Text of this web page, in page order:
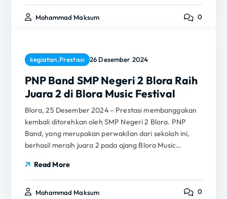
Mohammad Maksum 0
kegiatan,Prestasi 26 Desember 2024
PNP Band SMP Negeri 2 Blora Raih
Juara 2 di Blora Music Festival
Blora, 25 Desember 2024 – Prestasi membanggakan
kembali ditorehkan oleh SMP Negeri 2 Blora. PNP
Band, yang merupakan perwakilan dari sekolah ini,
berhasil meraih juara 2 pada ajang Blora Music…
Read More
Mohammad Maksum 0